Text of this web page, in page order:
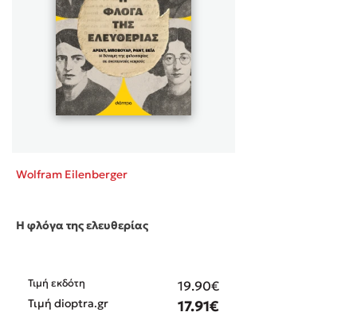
Wolfram Eilenberger
Η φλόγα της ελευθερίας
Τιμή εκδότη 19.90€
Τιμή dioptra.gr 17.91€